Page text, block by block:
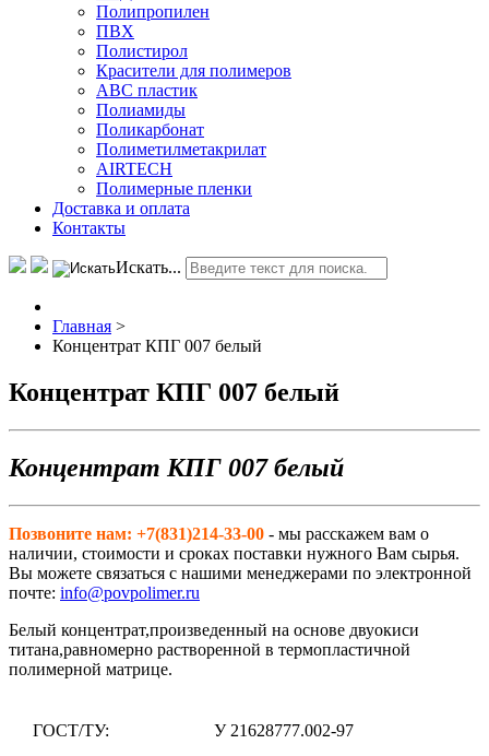
Полипропилен
ПВХ
Полистирол
Красители для полимеров
АВС пластик
Полиамиды
Поликарбонат
Полиметилметакрилат
AIRTECH
Полимерные пленки
Доставка и оплата
Контакты
Искать...
Главная >
Концентрат КПГ 007 белый
Концентрат КПГ 007 белый
Концентрат КПГ 007 белый
Позвоните нам: +7(831)214-33-00 - мы расскажем вам о
наличии, стоимости и сроках поставки нужного Вам сырья.
Вы можете связаться с нашими менеджерами по электронной
почте: info@povpolimer.ru
Белый концентрат,произведенный на основе двуокиси
титана,равномерно растворенной в термопластичной
полимерной матрице.
ГОСТ/ТУ: У 21628777.002-97